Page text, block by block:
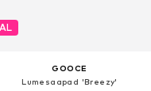
GOOCE
Lumesaapad 'Breezy'